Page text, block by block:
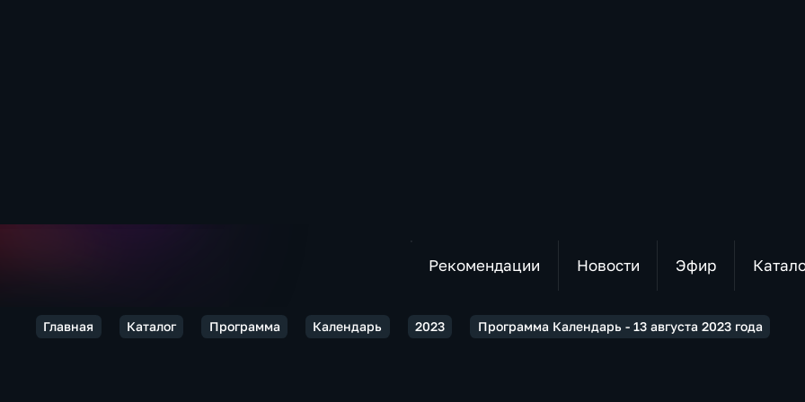
Рекомендации Новости Эфир
Главная Каталог Программа Календарь 2023 Программа Календарь - 13 августа 2023 года